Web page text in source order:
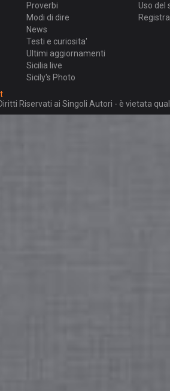
Proverbi
Modi di dire
News
Testi e curiosita'
Ultimi aggiornamenti
Sicilia live
Sicily's Photo
Uso del
Riservati ai Singoli Autori - è vietata